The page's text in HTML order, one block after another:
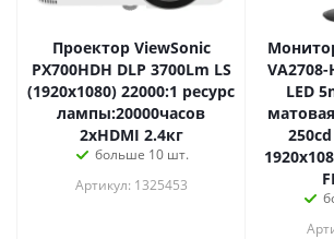
Проектор ViewSonic
PX700HDH DLP 3700Lm LS
(1920x1080) 22000:1 ресурс
лампы:20000часов
2xHDMI 2.4кг
больше 10 шт.
Артикул: 1325453
LED